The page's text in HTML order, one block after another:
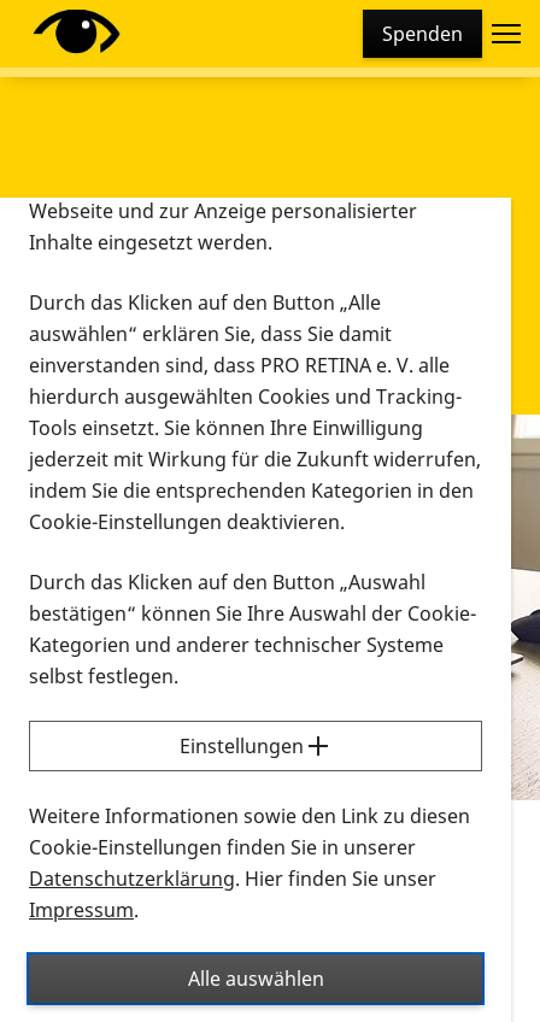
Spenden
Infomaterial
Infomaterial
Vorlesen
Alle Infomaterialien in verschiedenen
Formaten an einem Ort
Sie möchten wissen, wie Sie nach Infonmaterial
suchen und dieses bestellen bzw. herunterladen
können? Schauen Sie sich dieErklärvideos zum
Thema Infomaterial auf der PRO RETINA-Website
für blinde und sehbehinderte Menschen an.
Auf dieser Seite finden Sie sämtliches Infomaterial
Ort. Nutzen Sie den Formatfilter, um ausschließlich
nach Flyern und Broschüren, Audios oder Videos zu
Diese Webseite setzt verschiedene Cookies und
Tracking-Tools ein. Dies beinhaltet Cookies und
Webseite und zur Anzeige personalisierter
Inhalte eingesetzt werden.
Durch das Klicken auf den Button „Alle
auswählen“ erklären Sie, dass Sie damit
einverstanden sind, dass PRO RETINA e. V. alle
hierdurch ausgewählten Cookies und Tracking-
Tools einsetzt. Sie können Ihre Einwilligung
jederzeit mit Wirkung für die Zukunft widerrufen,
indem Sie die entsprechenden Kategorien in den
Cookie-Einstellungen deaktivieren.
Durch das Klicken auf den Button „Auswahl
bestätigen“ können Sie Ihre Auswahl der Cookie-
Kategorien und anderer technischer Systeme
selbst festlegen.
Einstellungen
Weitere Informationen sowie den Link zu diesen
Cookie-Einstellungen finden Sie in unserer
Datenschutzerklärung. Hier finden Sie unser
Impressum.
Alle auswählen